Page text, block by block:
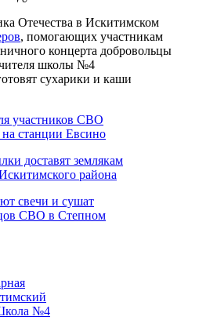
Отечества в Искитимском
, помогающих участникам
концерта добровольцы
школы №4
сухарики и каши
участников СВО
станции Евсино
доставят землякам
района
свечи и сушат
СВО в Степном
№4